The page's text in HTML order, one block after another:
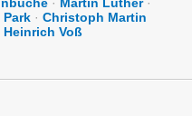
· Martin Luther·
Park · Christoph Martin
Voß